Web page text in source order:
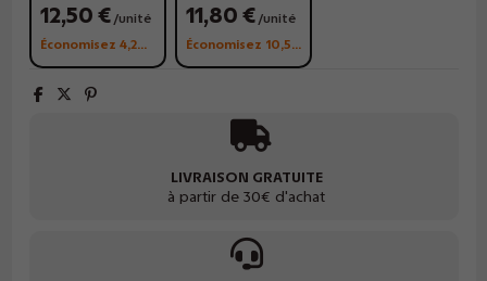
12,50 € /unité
Économisez 4,20 €
11,80 € /unité
Économisez 10,50 €
LIVRAISON GRATUITE
à partir de 30€ d'achat